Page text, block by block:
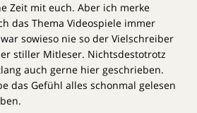
Zeit mit euch. Aber ich merke
das Thema Videospiele immer
sowieso nie so der Vielschreiber
stiller Mitleser. Nichtsdestotrotz
auch gerne hier geschrieben.
das Gefühl alles schonmal gelesen